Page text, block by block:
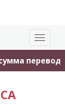
Toggle